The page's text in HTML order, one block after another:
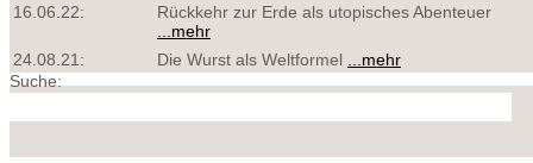
16.06.22:
Rückkehr zur Erde als utopisches Abenteuer
...mehr
24.08.21:
Die Wurst als Weltformel ...mehr